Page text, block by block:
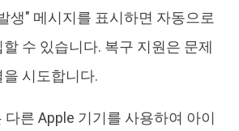
생" 메시지를 표시하면 자동으로
수 있습니다. 복구 지원은 문제
시도합니다.
다른 Apple 기기를 사용하여 아이